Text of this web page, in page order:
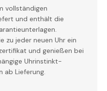
vollständigen
und enthält die
zu jeder neuen Uhr ein
und genießen bei
Uhrinstinkt-
ab Lieferung.